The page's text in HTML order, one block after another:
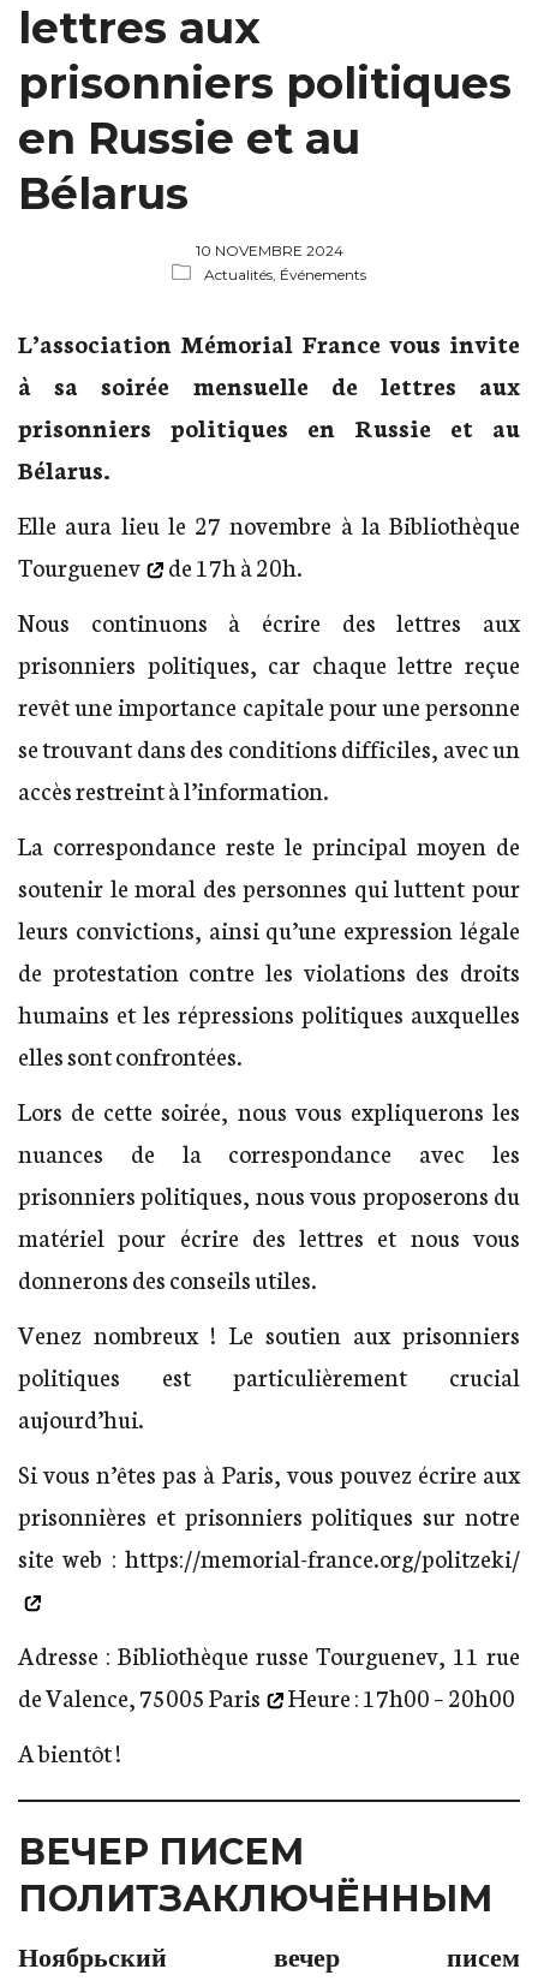
lettres aux
prisonniers politiques
en Russie et au
Bélarus
10 NOVEMBRE 2024
Actualités, Événements
L’association Mémorial France vous invite
à sa soirée mensuelle de lettres aux
prisonniers politiques en Russie et au
Bélarus.
Elle aura lieu le 27 novembre à la Bibliothèque
Tourguenev
de 17h à 20h.
Nous continuons à écrire des lettres aux
prisonniers politiques, car chaque lettre reçue
revêt une importance capitale pour une personne
se trouvant dans des conditions difficiles, avec un
accès restreint à l’information.
La correspondance reste le principal moyen de
soutenir le moral des personnes qui luttent pour
leurs convictions, ainsi qu’une expression légale
de protestation contre les violations des droits
humains et les répressions politiques auxquelles
elles sont confrontées.
Lors de cette soirée, nous vous expliquerons les
nuances de la correspondance avec les
prisonniers politiques, nous vous proposerons du
matériel pour écrire des lettres et nous vous
donnerons des conseils utiles.
Venez nombreux ! Le soutien aux prisonniers
politiques est particulièrement crucial
aujourd’hui.
Si vous n’êtes pas à Paris, vous pouvez écrire aux
prisonnières et prisonniers politiques sur notre
site web : https://memorial-france.org/politzeki/
Adresse : Bibliothèque russe Tourguenev, 11 rue
de Valence, 75005 Paris
Heure : 17h00 – 20h00
A bientôt !
ВЕЧЕР ПИСЕМ
ПОЛИТЗАКЛЮЧЁННЫМ
Ноябрьский вечер писем